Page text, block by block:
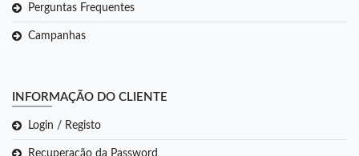
Perguntas Frequentes
Campanhas
INFORMAÇÃO DO CLIENTE
Login / Registo
Recuperação da Password